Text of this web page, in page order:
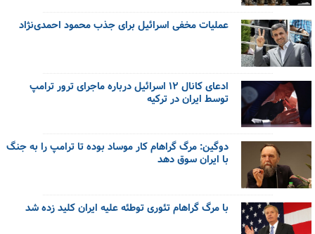
عملیات مخفی اسرائیل برای جذب محمود احمدی‌نژاد
ادعای کانال ۱۲ اسرائیل درباره ماجرای ترور ترامپ
توسط ایران در ترکیه
دوگین: مرگ گراهام کار موساد بوده تا ترامپ را به جنگ
با ایران سوق دهد
با مرگ گراهام تئوری توطئه علیه ایران کلید زده شد